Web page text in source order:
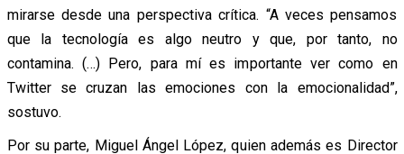
mirarse desde una perspectiva crítica. “A veces pensamos
que la tecnología es algo neutro y que, por tanto, no
contamina. (…) Pero, para mí es importante ver como en
Twitter se cruzan las emociones con la emocionalidad”,
sostuvo.
Por su parte, Miguel Ángel López, quien además es Director